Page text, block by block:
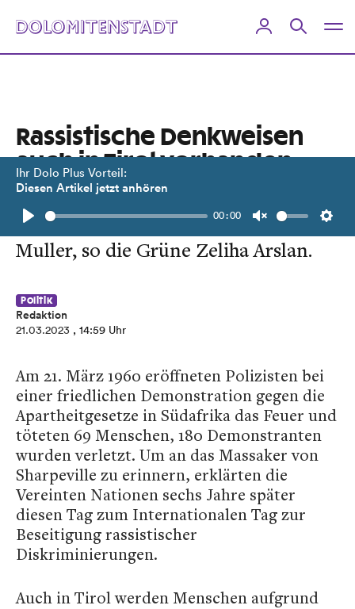
Ihr Dolo Plus Vorteil:
Diesen Artikel jetzt anhören
Play
00:00
Unmute
Rassistische Denkweisen
auch in Tirol vorhanden
Das zeige unter anderem die
Diskussion rund um die Thaurer
Muller, so die Grüne Zeliha Arslan.
Politik
Redaktion
21.03.2023 , 14:59 Uhr
Am 21. März 1960 eröffneten Polizisten bei
einer friedlichen Demonstration gegen die
Apartheitgesetze in Südafrika das Feuer und
töteten 69 Menschen, 180 Demonstranten
wurden verletzt. Um an das Massaker von
Sharpeville zu erinnern, erklärten die
Vereinten Nationen sechs Jahre später
diesen Tag zum Internationalen Tag zur
Beseitigung rassistischer
Diskriminierungen.
Auch in Tirol werden Menschen aufgrund